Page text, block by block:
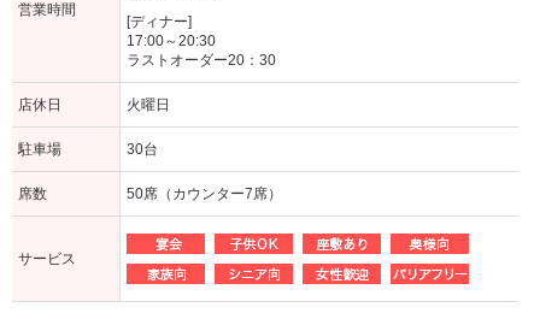
営業時間
[ディナー]
17:00～20:30
ラストオーダー20：30
店休日 火曜日
駐車場 30台
席数 50席（カウンター7席）
サービス